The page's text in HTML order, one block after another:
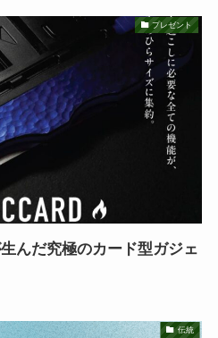
プレゼント
んだ究極のカード型ガジェ
伝統